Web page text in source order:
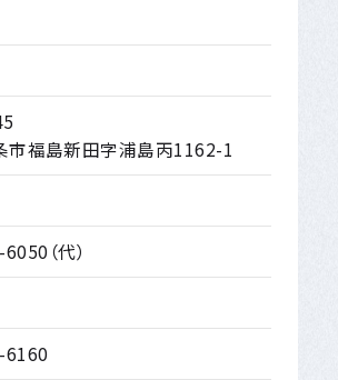
市福島新田字浦島丙1162-1
（代）
6160